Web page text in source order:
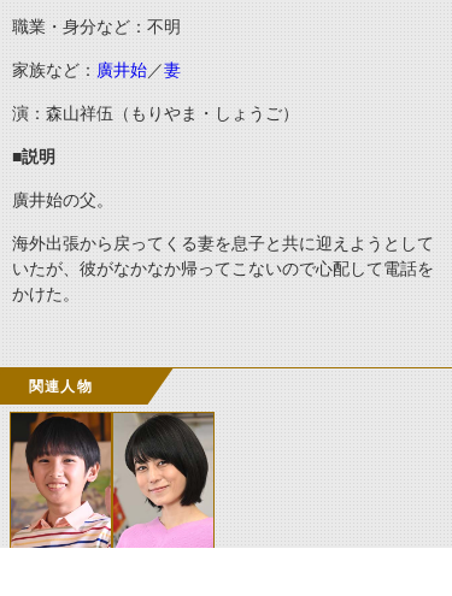
職業・身分など：不明
家族など： 廣井始／妻
演：森山祥伍（もりやま・しょうご）
■説明
廣井始の父。
海外出張から戻ってくる妻を息子と共に迎えようとして
いたが、彼がなかなか帰ってこないので心配して電話を
かけた。
関連人物